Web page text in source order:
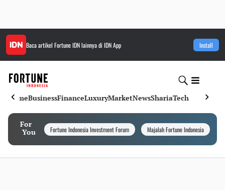
Baca artikel Fortune IDNlainnya di IDN App Install
HomeBusinessFinanceLuxuryMarketNewsShariaTech
For
You
Fortune Indonesia Investment Forum Majalah Fortune Indonesia